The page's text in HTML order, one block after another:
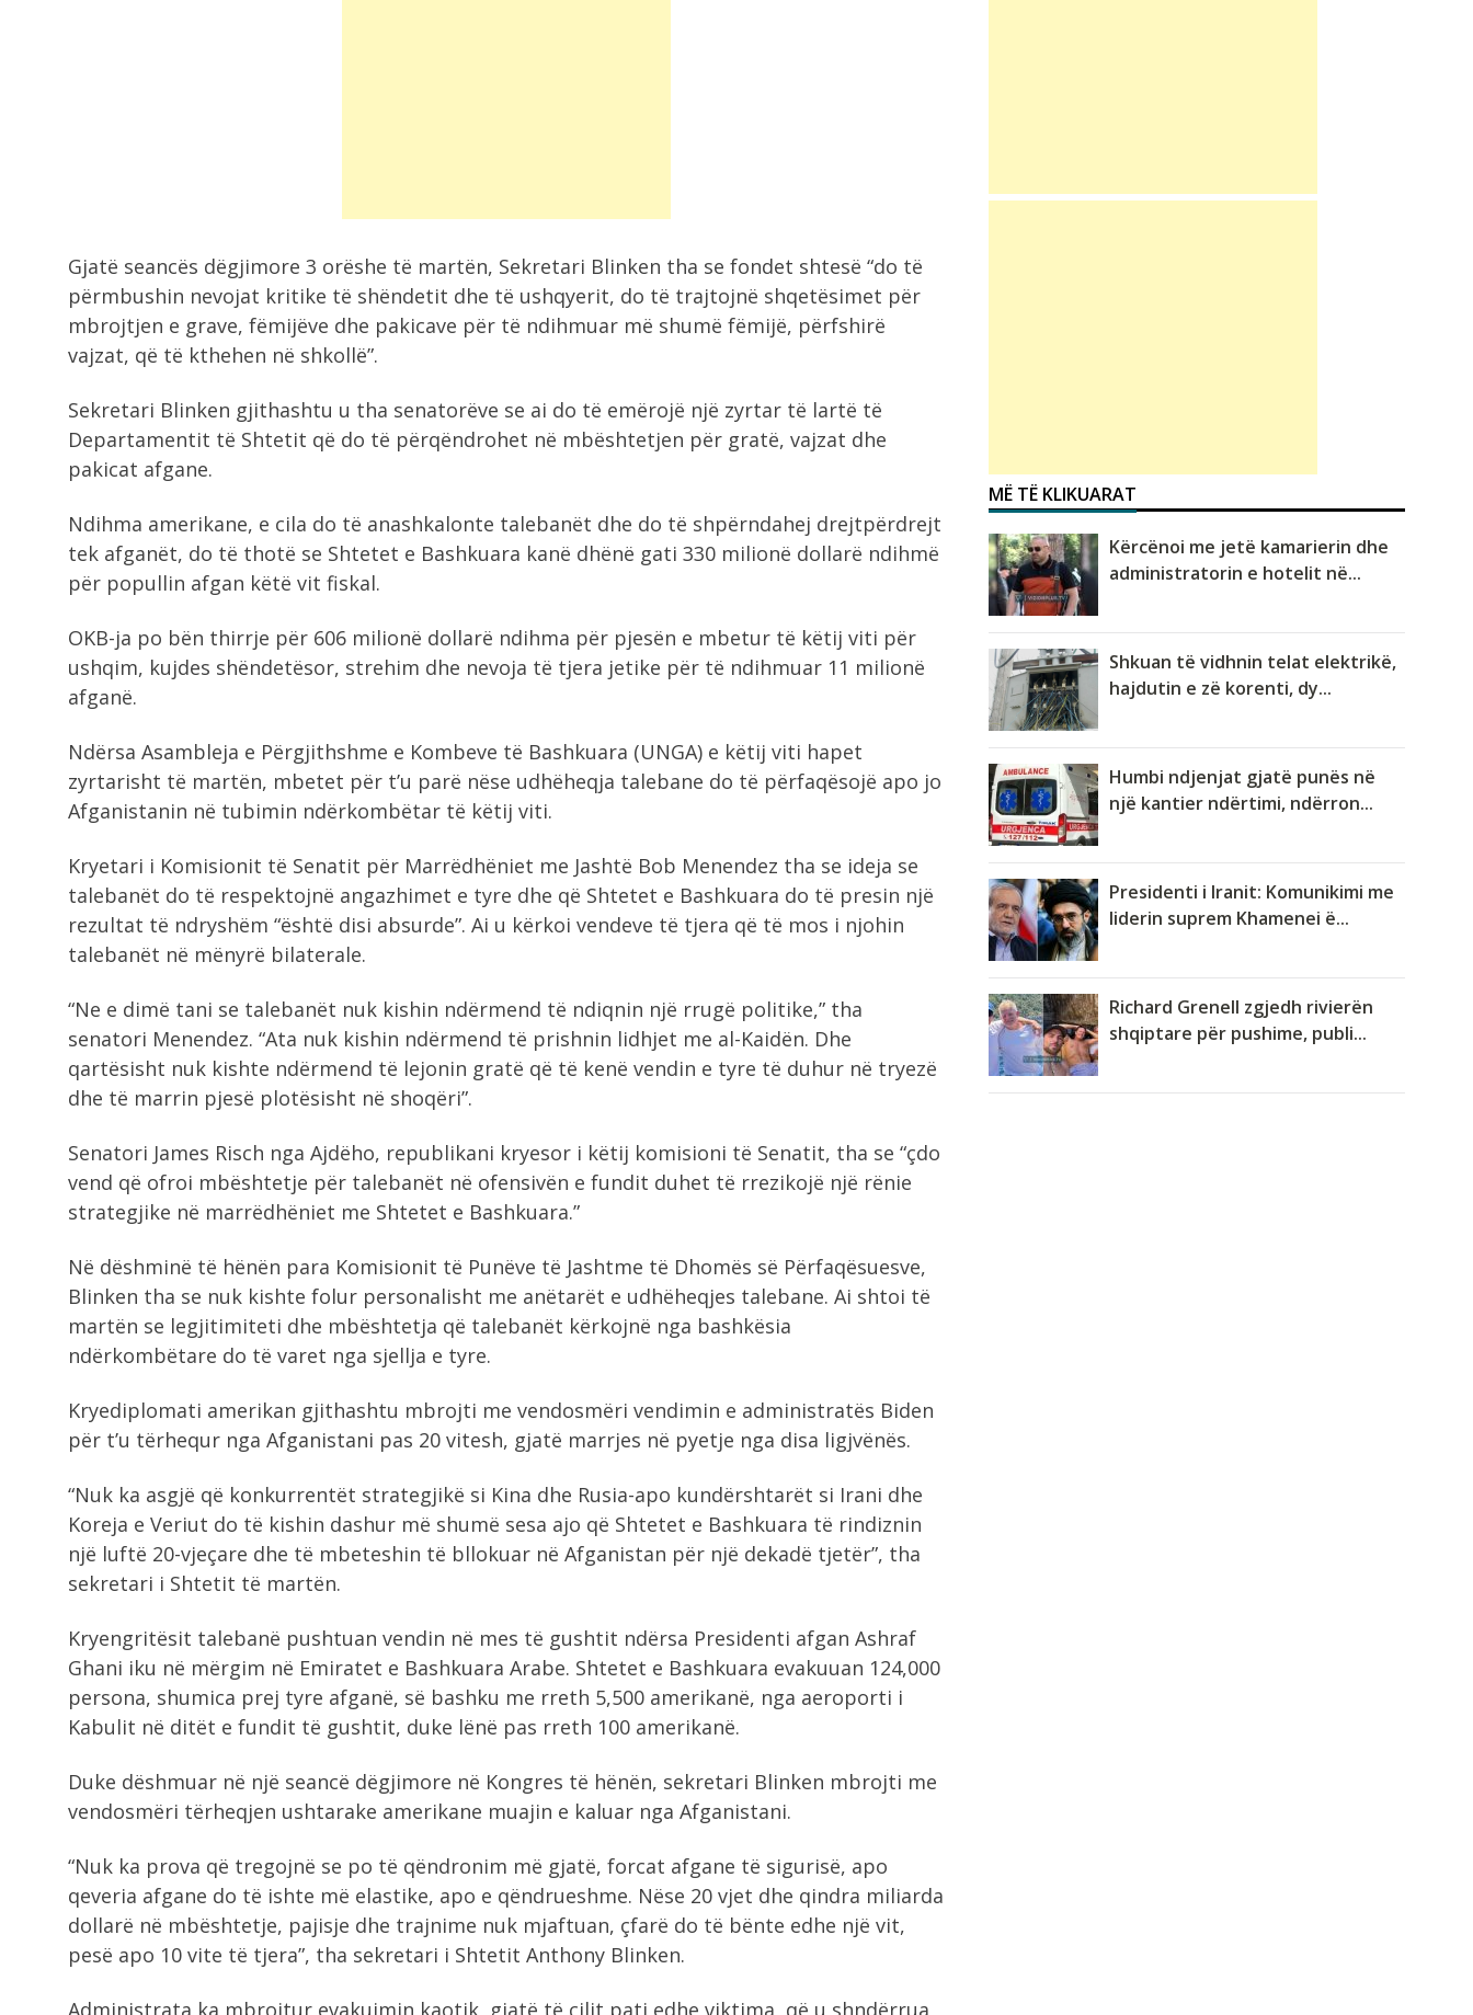
Gjatë seancës dëgjimore 3 orëshe të martën, Sekretari Blinken tha se fondet shtesë “do të
përmbushin nevojat kritike të shëndetit dhe të ushqyerit, do të trajtojnë shqetësimet për
mbrojtjen e grave, fëmijëve dhe pakicave për të ndihmuar më shumë fëmijë, përfshirë
vajzat, që të kthehen në shkollë”.
Sekretari Blinken gjithashtu u tha senatorëve se ai do të emërojë një zyrtar të lartë të
Departamentit të Shtetit që do të përqëndrohet në mbështetjen për gratë, vajzat dhe
pakicat afgane.
Ndihma amerikane, e cila do të anashkalonte talebanët dhe do të shpërndahej drejtpërdrejt
tek afganët, do të thotë se Shtetet e Bashkuara kanë dhënë gati 330 milionë dollarë ndihmë
për popullin afgan këtë vit fiskal.
OKB-ja po bën thirrje për 606 milionë dollarë ndihma për pjesën e mbetur të këtij viti për
ushqim, kujdes shëndetësor, strehim dhe nevoja të tjera jetike për të ndihmuar 11 milionë
afganë.
Ndërsa Asambleja e Përgjithshme e Kombeve të Bashkuara (UNGA) e këtij viti hapet
zyrtarisht të martën, mbetet për t’u parë nëse udhëheqja talebane do të përfaqësojë apo jo
Afganistanin në tubimin ndërkombëtar të këtij viti.
Kryetari i Komisionit të Senatit për Marrëdhëniet me Jashtë Bob Menendez tha se ideja se
talebanët do të respektojnë angazhimet e tyre dhe që Shtetet e Bashkuara do të presin një
rezultat të ndryshëm “është disi absurde”. Ai u kërkoi vendeve të tjera që të mos i njohin
talebanët në mënyrë bilaterale.
“Ne e dimë tani se talebanët nuk kishin ndërmend të ndiqnin një rrugë politike,” tha
senatori Menendez. “Ata nuk kishin ndërmend të prishnin lidhjet me al-Kaidën. Dhe
qartësisht nuk kishte ndërmend të lejonin gratë që të kenë vendin e tyre të duhur në tryezë
dhe të marrin pjesë plotësisht në shoqëri”.
Senatori James Risch nga Ajdëho, republikani kryesor i këtij komisioni të Senatit, tha se “çdo
vend që ofroi mbështetje për talebanët në ofensivën e fundit duhet të rrezikojë një rënie
strategjike në marrëdhëniet me Shtetet e Bashkuara.”
Në dëshminë të hënën para Komisionit të Punëve të Jashtme të Dhomës së Përfaqësuesve,
Blinken tha se nuk kishte folur personalisht me anëtarët e udhëheqjes talebane. Ai shtoi të
martën se legjitimiteti dhe mbështetja që talebanët kërkojnë nga bashkësia
ndërkombëtare do të varet nga sjellja e tyre.
Kryediplomati amerikan gjithashtu mbrojti me vendosmëri vendimin e administratës Biden
për t’u tërhequr nga Afganistani pas 20 vitesh, gjatë marrjes në pyetje nga disa ligjvënës.
“Nuk ka asgjë që konkurrentët strategjikë si Kina dhe Rusia-apo kundërshtarët si Irani dhe
Koreja e Veriut do të kishin dashur më shumë sesa ajo që Shtetet e Bashkuara të rindiznin
një luftë 20-vjeçare dhe të mbeteshin të bllokuar në Afganistan për një dekadë tjetër”, tha
sekretari i Shtetit të martën.
Kryengritësit talebanë pushtuan vendin në mes të gushtit ndërsa Presidenti afgan Ashraf
Ghani iku në mërgim në Emiratet e Bashkuara Arabe. Shtetet e Bashkuara evakuuan 124,000
persona, shumica prej tyre afganë, së bashku me rreth 5,500 amerikanë, nga aeroporti i
Kabulit në ditët e fundit të gushtit, duke lënë pas rreth 100 amerikanë.
Duke dëshmuar në një seancë dëgjimore në Kongres të hënën, sekretari Blinken mbrojti me
vendosmëri tërheqjen ushtarake amerikane muajin e kaluar nga Afganistani.
“Nuk ka prova që tregojnë se po të qëndronim më gjatë, forcat afgane të sigurisë, apo
qeveria afgane do të ishte më elastike, apo e qëndrueshme. Nëse 20 vjet dhe qindra miliarda
dollarë në mbështetje, pajisje dhe trajnime nuk mjaftuan, çfarë do të bënte edhe një vit,
pesë apo 10 vite të tjera”, tha sekretari i Shtetit Anthony Blinken.
MË TË KLIKUARAT
Kërcënoi me jetë kamarierin dhe
administratorin e hotelit në...
Shkuan të vidhnin telat elektrikë,
hajdutin e zë korenti, dy...
Humbi ndjenjat gjatë punës në
një kantier ndërtimi, ndërron...
Presidenti i Iranit: Komunikimi me
liderin suprem Khamenei ë...
Richard Grenell zgjedh rivierën
shqiptare për pushime, publi...